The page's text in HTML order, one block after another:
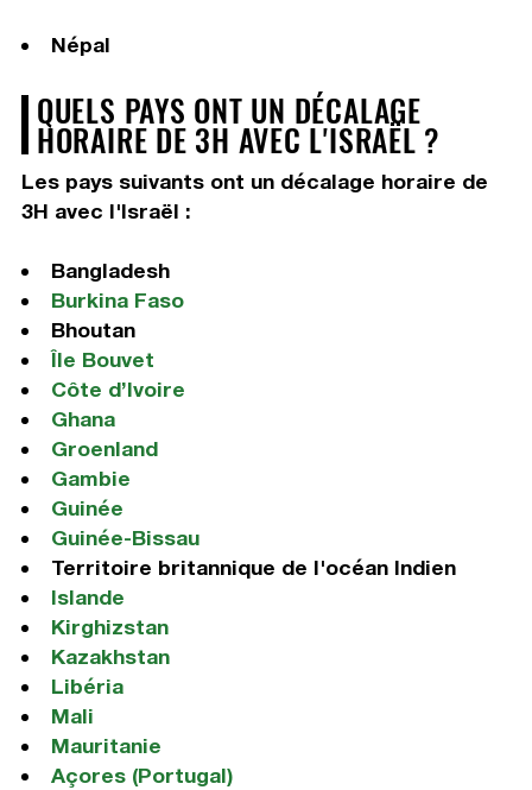
Népal
QUELS PAYS ONT UN DÉCALAGE
HORAIRE DE 3H AVEC L'ISRAËL ?
Les pays suivants ont un décalage horaire de
3H avec l'Israël :
Bangladesh
Burkina Faso
Bhoutan
Île Bouvet
Côte d’Ivoire
Ghana
Groenland
Gambie
Guinée
Guinée-Bissau
Territoire britannique de l'océan Indien
Islande
Kirghizstan
Kazakhstan
Libéria
Mali
Mauritanie
Açores (Portugal)